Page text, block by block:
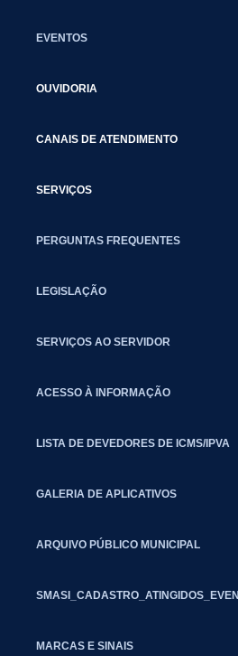
EVENTOS
OUVIDORIA
CANAIS DE ATENDIMENTO
SERVIÇOS
PERGUNTAS FREQUENTES
LEGISLAÇÃO
SERVIÇOS AO SERVIDOR
ACESSO À INFORMAÇÃO
LISTA DE DEVEDORES DE ICMS/IPVA
GALERIA DE APLICATIVOS
ARQUIVO PÚBLICO MUNICIPAL
MARCAS E SINAIS